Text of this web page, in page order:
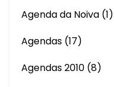
Agenda da Noiva (1)
Agendas (17)
Agendas 2010 (8)